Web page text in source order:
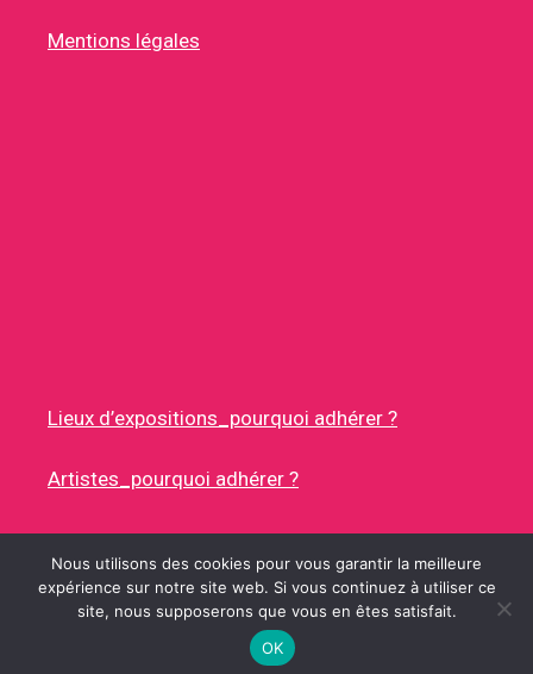
Mentions légales
Lieux d’expositions_pourquoi adhérer ?
Artistes_pourquoi adhérer ?
© 2026 RUES DES ARTISTES• CONSTRUIT AVEC
GENERATEPRESS
Nous utilisons des cookies pour vous garantir la meilleure
expérience sur notre site web. Si vous continuez à utiliser ce
site, nous supposerons que vous en êtes satisfait.
OK